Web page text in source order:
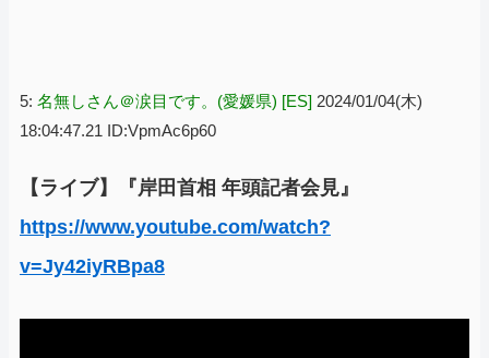
5: 名無しさん＠涙目です。(愛媛県) [ES] 2024/01/04(木)
18:04:47.21 ID:VpmAc6p60
【ライブ】『岸田首相 年頭記者会見』
https://www.youtube.com/watch?
v=Jy42iyRBpa8